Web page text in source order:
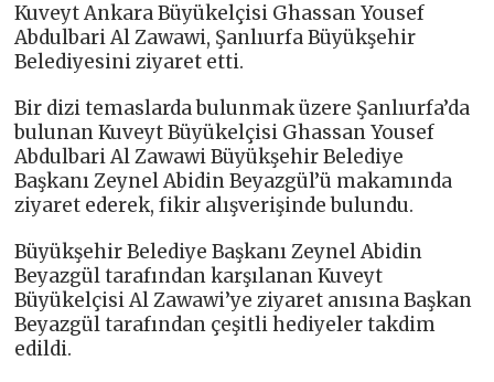
Kuveyt Ankara Büyükelçisi Ghassan Yousef
Abdulbari Al Zawawi, Şanlıurfa Büyükşehir
Belediyesini ziyaret etti.
Bir dizi temaslarda bulunmak üzere Şanlıurfa’da
bulunan Kuveyt Büyükelçisi Ghassan Yousef
Abdulbari Al Zawawi Büyükşehir Belediye
Başkanı Zeynel Abidin Beyazgül’ü makamında
ziyaret ederek, fikir alışverişinde bulundu.
Büyükşehir Belediye Başkanı Zeynel Abidin
Beyazgül tarafından karşılanan Kuveyt
Büyükelçisi Al Zawawi’ye ziyaret anısına Başkan
Beyazgül tarafından çeşitli hediyeler takdim
edildi.